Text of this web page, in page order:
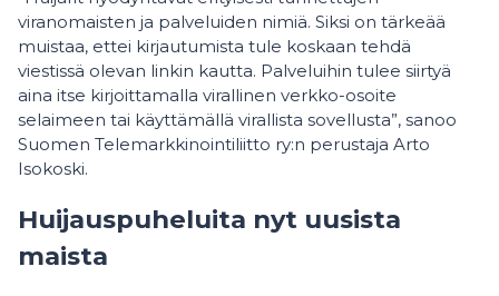
viranomaisten ja palveluiden nimiä. Siksi on tärkeää
muistaa, ettei kirjautumista tule koskaan tehdä
viestissä olevan linkin kautta. Palveluihin tulee siirtyä
aina itse kirjoittamalla virallinen verkko-osoite
selaimeen tai käyttämällä virallista sovellusta”, sanoo
Suomen Telemarkkinointiliitto ry:n perustaja Arto
Isokoski.
Huijauspuheluita nyt uusista
maista